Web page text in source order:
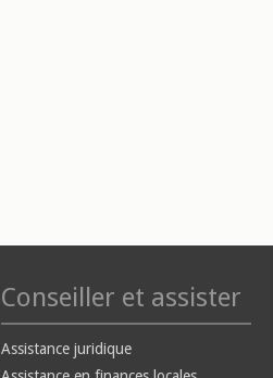
Conseiller et assister
Assistance juridique